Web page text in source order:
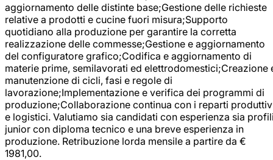
aggiornamento delle distinte base;Gestione delle richieste
relative a prodotti e cucine fuori misura;Supporto
quotidiano alla produzione per garantire la corretta
realizzazione delle commesse;Gestione e aggiornamento
del configuratore grafico;Codifica e aggiornamento di
materie prime, semilavorati ed elettrodomestici;Creazione
manutenzione di cicli, fasi e regole di
lavorazione;Implementazione e verifica dei programmi di
produzione;Collaborazione continua con i reparti
e logistici. Valutiamo sia candidati con esperienza sia
junior con diploma tecnico e una breve esperienza in
produzione. Retribuzione lorda mensile a partire da €
1981,00.